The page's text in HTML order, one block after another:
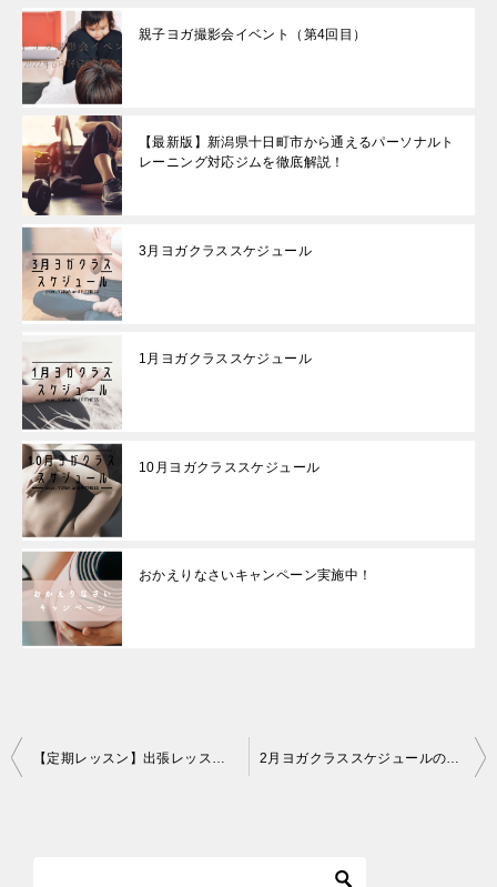
親子ヨガ撮影会イベント（第4回目）
【最新版】新潟県十日町市から通えるパーソナルト
レーニング対応ジムを徹底解説！
3月ヨガクラススケジュール
1月ヨガクラススケジュール
10月ヨガクラススケジュール
おかえりなさいキャンペーン実施中！
投
【定期レッスン】出張レッスン訪問先一覧 2月ヨガクラススケジュールのお知らせ